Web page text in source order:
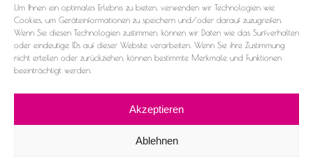
Um Ihnen ein optimales Erlebnis zu bieten, verwenden wir Technologien wie
Cookies, um Geräteinformationen zu speichern und/oder darauf zuzugreifen.
Wenn Sie diesen Technologien zustimmen, können wir Daten wie das Surfverhalten
oder eindeutige IDs auf dieser Website verarbeiten. Wenn Sie ihre Zustimmung
nicht erteilen oder zurückziehen, können bestimmte Merkmale und Funktionen
beeinträchtigt werden.
Akzeptieren
Ablehnen
Datenschutz
Cookie-Richtlinie (EU)